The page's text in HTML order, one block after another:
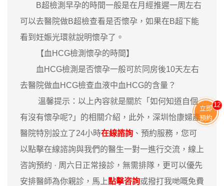
B超檢測早孕的時間一般是在月經推遲一周左右
可以去醫院做B超檢查看是否懷孕，如果在B超下能
看到妊娠光環就說明懷孕了。
【血HCG檢測懷孕的時間】
血HCG檢測是否懷孕一般可於同房後10天左右
去醫院做血HCG檢查血液中血HCG的含量？
溫馨提示：以上內容就是關於「如何知道自個
有沒有懷孕呢?」的相關介紹，此外，深圳怡康婦產
醫院特別設立了24小時在線諮詢 、預約服務，您可
以點擊在線諮詢與我們的醫生一對一進行交流，線上
咨詢預約 · ‎周六日正常接診，無需排隊，更可以優先
安排醫師為你親診，馬上點擊咨詢或撥打我哋嘅免費
立即
預約
12